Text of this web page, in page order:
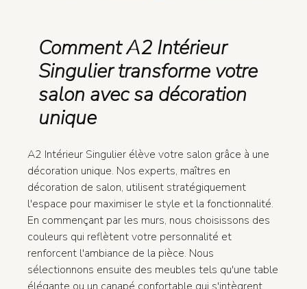
Comment A2 Intérieur
Singulier transforme votre
salon avec sa décoration
unique
A2 Intérieur Singulier élève votre salon grâce à une
décoration unique. Nos experts, maîtres en
décoration de salon, utilisent stratégiquement
l'espace pour maximiser le style et la fonctionnalité.
En commençant par les murs, nous choisissons des
couleurs qui reflètent votre personnalité et
renforcent l'ambiance de la pièce. Nous
sélectionnons ensuite des meubles tels qu'une table
élégante ou un canapé confortable qui s'intègrent